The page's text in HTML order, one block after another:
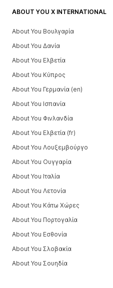
ABOUT YOU X INTERNATIONAL
About You Βουλγαρία
About You Δανία
About You Ελβετία
About You Κύπρος
About You Γερμανία (en)
About You Ισπανία
About You Φινλανδία
About You Ελβετία (fr)
About You Λουξεμβούργο
About You Ουγγαρία
About You Ιταλία
About You Λετονία
About You Κάτω Χώρες
About You Πορτογαλία
About You Εσθονία
About You Σλοβακία
About You Σουηδία